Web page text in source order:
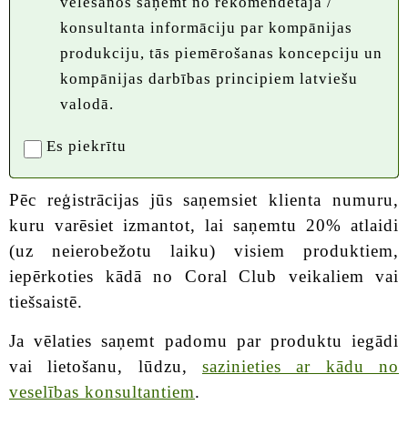
konsultanta informāciju par kompānijas
produkciju, tās piemērošanas koncepciju un
kompānijas darbības principiem latviešu
valodā.
Es piekrītu
Pēc reģistrācijas jūs saņemsiet klienta numuru,
kuru varēsiet izmantot, lai saņemtu 20% atlaidi
(uz neierobežotu laiku) visiem produktiem,
iepērkoties kādā no Coral Club veikaliem vai
tiešsaistē.
Ja vēlaties saņemt padomu par produktu iegādi
vai lietošanu, lūdzu, sazinieties ar kādu no
veselības konsultantiem.